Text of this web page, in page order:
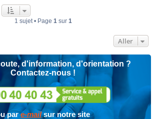
1 sujet • Page 1sur 1
Aller
d'information, d'orientation ?
Contactez-nous !
pare-mailsur notre site